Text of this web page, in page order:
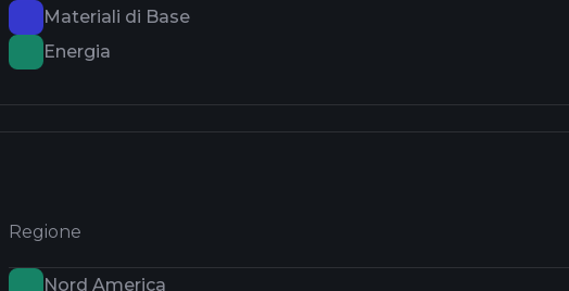
Materiali di Base
Energia
Regione
Nord America